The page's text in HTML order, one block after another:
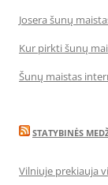
Josera šunų
Kur pirkti šunų
Šunų maistas
STATYBINĖS
Vilniuje prekiauja